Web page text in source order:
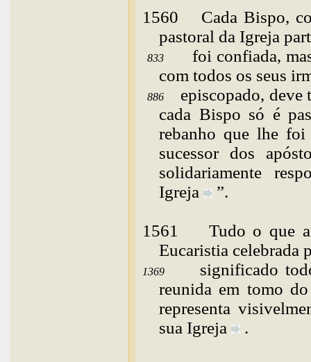
1560 CadaBispo,
pastoral da Igreja
833 foi confiada,
com todos os seus
886 episcopado, deve
cada Bispo só é
rebanho que lhe foi
sucessor dos
solidariamente
Igreja
”.
1561 Tudo o que
Eucaristia celebrada
1369 significado
reunida em tomo
representa
sua Igreja .